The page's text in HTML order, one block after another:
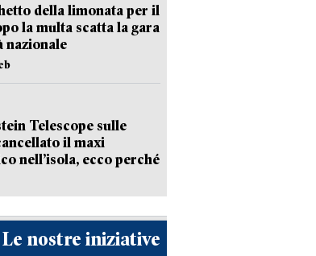
della limonata per il
la multa scatta la gara
nazionale
Telescope sulle
il maxi
nell’isola, ecco perché
Le nostre iniziative